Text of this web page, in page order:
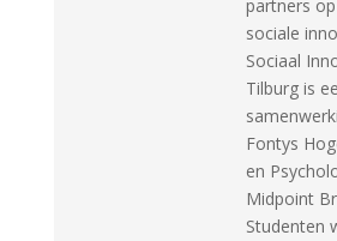
partners
sociale
Sociaal
Tilburg is
Fontys
en
Midpoint
Studenten